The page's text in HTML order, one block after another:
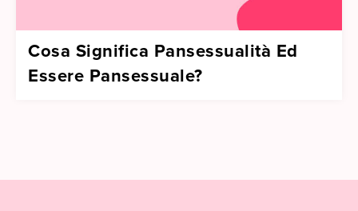
Cosa Significa Pansessualità Ed
Essere Pansessuale?